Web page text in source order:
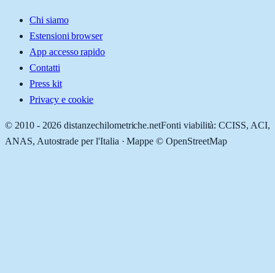
Chi siamo
Estensioni browser
App accesso rapido
Contatti
Press kit
Privacy e cookie
© 2010 - 2026 distanzechilometriche.netFonti viabilità: CCISS, ACI,
ANAS, Autostrade per l'Italia · Mappe © OpenStreetMap